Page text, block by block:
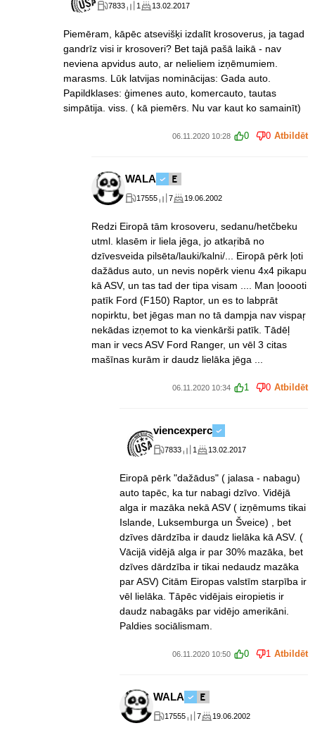
7833 1 13.02.2017
Piemēram, kāpēc atsevišķi izdalīt krosoverus, ja tagad
gandrīz visi ir krosoveri? Bet tajā pašā laikā - nav
neviena apvidus auto, ar nelieliem izņēmumiem.
marasms. Lūk latvijas nominācijas: Gada auto.
Papildklases: ģimenes auto, komercauto, tautas
simpātija. viss. ( kā piemērs. Nu var kaut ko samainīt)
06.11.2020 10:28 0 0 Atbildēt
WALA
17555 7 19.06.2002
Redzi Eiropā tām krosoveru, sedanu/hetčbeku
utml. klasēm ir liela jēga, jo atkaŗibā no
dzīvesveida pilsēta/lauki/kalni/... Eiropā pērk ļoti
dažādus auto, un nevis nopērk vienu 4x4 pikapu
kā ASV, un tas tad der tipa visam .... Man ļooooti
patīk Ford (F150) Raptor, un es to labprāt
nopirktu, bet jēgas man no tā dampja nav vispaŗ
nekādas izņemot to ka vienkārši patīk. Tādēļ
man ir vecs ASV Ford Ranger, un vēl 3 citas
mašīnas kurām ir daudz lielāka jēga ...
06.11.2020 10:34 1 0 Atbildēt
viencexperc
7833 1 13.02.2017
Eiropā pērk "dažādus" ( jalasa - nabagu)
auto tapēc, ka tur nabagi dzīvo. Vidējā
alga ir mazāka nekā ASV ( izņēmums tikai
Islande, Luksemburga un Šveice) , bet
dzīves dārdzība ir daudz lielāka kā ASV. (
Vācijā vidējā alga ir par 30% mazāka, bet
dzīves dārdzība ir tikai nedaudz mazāka
par ASV) Citām Eiropas valstīm starpība ir
vēl lielāka. Tāpēc vidējais eiropietis ir
daudz nabagāks par vidējo amerikāni.
Paldies sociālismam.
06.11.2020 10:50 0 1 Atbildēt
WALA
17555 7 19.06.2002